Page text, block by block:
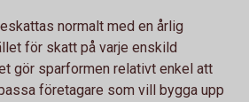
normalt med en årlig
för skatt på varje enskild
gör sparformen relativt enkel att
företagare som vill bygga upp